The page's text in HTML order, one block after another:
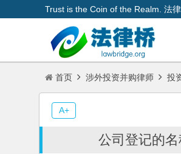
Trust is the Coin of the Realm. 法
首页 涉外投资并购律师 投
公司登记的
A+